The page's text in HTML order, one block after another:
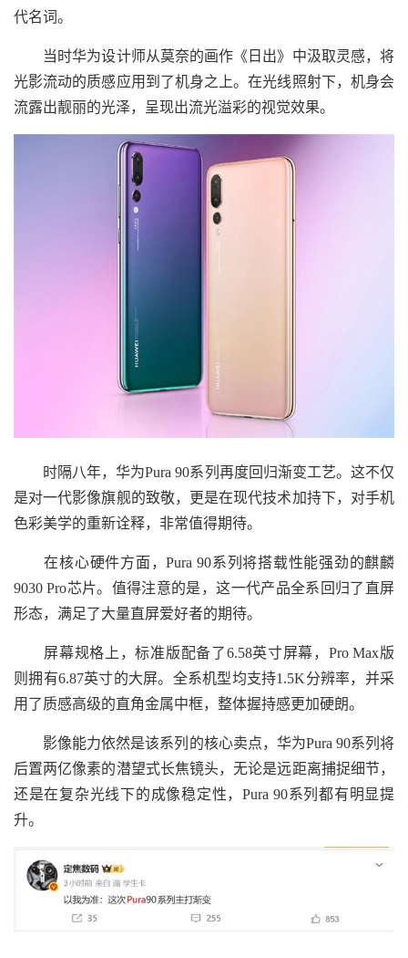
代名词。
当时华为设计师从莫奈的画作《日出》中汲取灵感，将
光影流动的质感应用到了机身之上。在光线照射下，机身会
流露出靓丽的光泽，呈现出流光溢彩的视觉效果。
时隔八年，华为Pura 90系列再度回归渐变工艺。这不仅
是对一代影像旗舰的致敬，更是在现代技术加持下，对手机
色彩美学的重新诠释，非常值得期待。
在核心硬件方面，Pura 90系列将搭载性能强劲的麒麟
9030 Pro芯片。值得注意的是，这一代产品全系回归了直屏
形态，满足了大量直屏爱好者的期待。
屏幕规格上，标准版配备了6.58英寸屏幕，Pro Max版
则拥有6.87英寸的大屏。全系机型均支持1.5K分辨率，并采
用了质感高级的直角金属中框，整体握持感更加硬朗。
影像能力依然是该系列的核心卖点，华为Pura 90系列将
后置两亿像素的潜望式长焦镜头，无论是远距离捕捉细节，
还是在复杂光线下的成像稳定性，Pura 90系列都有明显提
升。